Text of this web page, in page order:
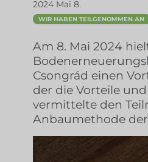
2024 Mai 8.
WIR HABEN TEILGENOMMEN AN
Am 8. Mai 2024
Csongrád einen
der die Vorteile
vermittelte den
Anbaumethode